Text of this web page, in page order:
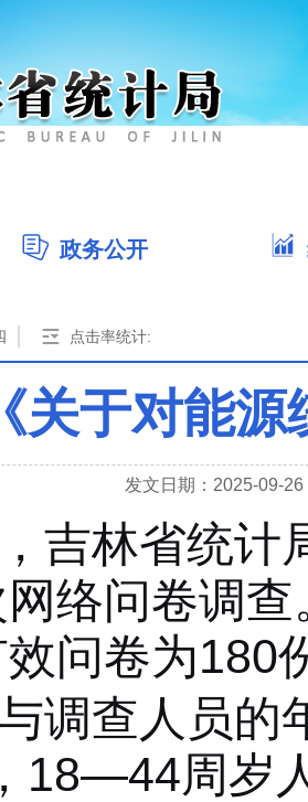
政务公开
点击率统计:
关于对能
发文日期：2025-09-26
吉林省统计
络问卷调查
问卷为180
调查人员的
18—44周岁